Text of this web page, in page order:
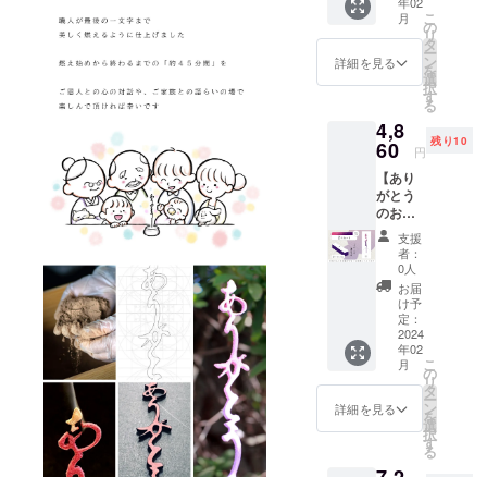
可能性
がござ
す。 ※
ご支援
上回っ
た場
合、製
造工程
上の都
合や配
送作業
等にに
より出
荷時期
が送れ
る場合
ござい
ます。
※原則と
配送遅
延に伴
け皿を
ご用意
くださ
い。 ＝
※製品改
良のた
め、お
香本体
や化粧
箱、付
属品な
どのデ
ザイ
ン・仕
様は一
部変更
になる
可能性
がござ
す。 ※
ご支援
にもご
利用い
ただけ
るよう
まし
た。 お
香立て
も付属
してお
りすぐ
にご利
用いた
だけま
す。 ※
直径
15cm以
上の受
け皿を
ご用意
くださ
い。 ＝
つの
セット
です。
《色》
単色カ
ラー
オレッ
ト）
《ご用
意数
量》 限
定10個
《お届
け予
定》
2024年
2月下旬
より順
次発送
大切な
方への
贈り物
にもご
月
詳細を見る
こ
の
リ
タ
ー
ン
を
選
択
す
る
4,8
60 円
残り10
【あり
がとう
のお香
２本】
※1本入
りの箱
が2段に
なった
お重で
す。
《色》
グラ
デー
ション
カラー
（コス
支援
者：
0人
お届
け予
定：
2024
年02
月
詳細を見る
こ
の
リ
タ
ー
ン
を
選
択
す
る